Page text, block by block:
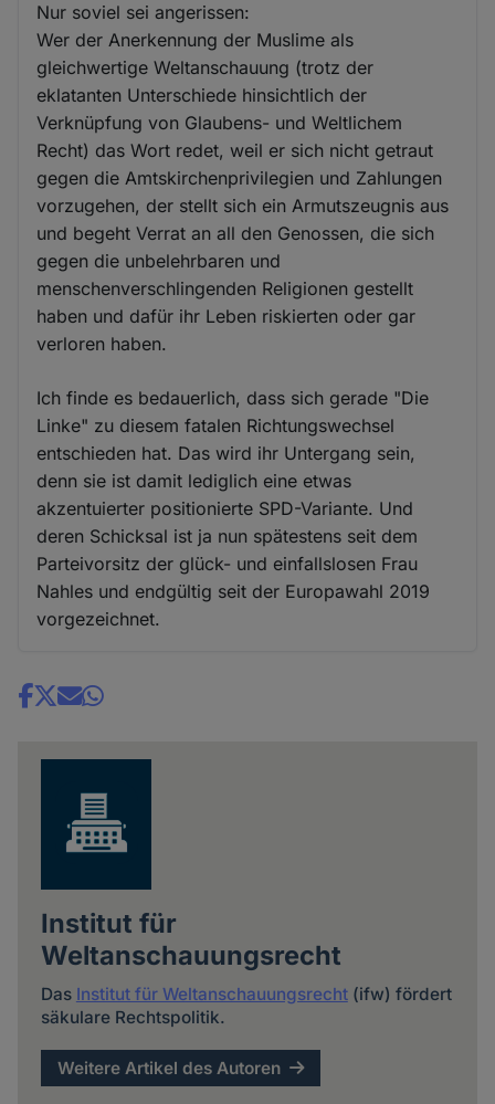
Nur soviel sei angerissen:
Wer der Anerkennung der Muslime als
gleichwertige Weltanschauung (trotz der
eklatanten Unterschiede hinsichtlich der
Verknüpfung von Glaubens- und Weltlichem
Recht) das Wort redet, weil er sich nicht getraut
gegen die Amtskirchenprivilegien und Zahlungen
vorzugehen, der stellt sich ein Armutszeugnis aus
und begeht Verrat an all den Genossen, die sich
gegen die unbelehrbaren und
menschenverschlingenden Religionen gestellt
haben und dafür ihr Leben riskierten oder gar
verloren haben.
Ich finde es bedauerlich, dass sich gerade "Die
Linke" zu diesem fatalen Richtungswechsel
entschieden hat. Das wird ihr Untergang sein,
denn sie ist damit lediglich eine etwas
akzentuierter positionierte SPD-Variante. Und
deren Schicksal ist ja nun spätestens seit dem
Parteivorsitz der glück- und einfallslosen Frau
Nahles und endgültig seit der Europawahl 2019
vorgezeichnet.
Share
Institut für
Weltanschauungsrecht
Das Institut für Weltanschauungsrecht(ifw) fördert
säkulare Rechtspolitik.
Weitere Artikel des Autoren